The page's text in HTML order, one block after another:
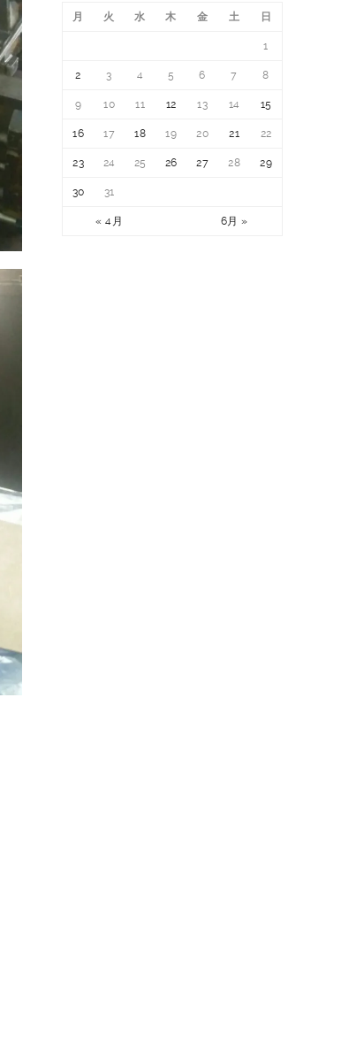
月
火 水 木 金 土 日
« 4月 6月 »
1
2 3 4 5 6 7 8
9 10 11 12 13 14 15
16 17 18 19 20 21 22
23 24 25 26 27 28 29
30 31